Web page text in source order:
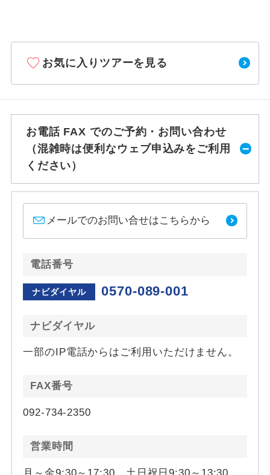
お気に入りツアーを見る
お電話 FAX でのご予約・お問い合わせ
（混雑時は便利なウェブ申込みをご利用
ください）
メールでのお問い合せはこちらから
電話番号
ナビダイヤル 0570-089-001
ナビダイヤル
一部のIP電話からはご利用いただけません。
FAX番号
092-734-2350
営業時間